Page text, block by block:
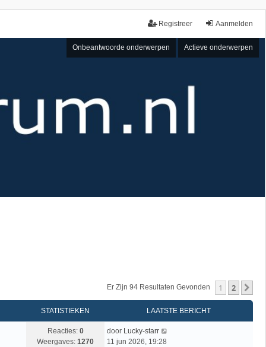
Aanmelden
Registreer
Onbeantwoorde onderwerpen Actieve onderwerpen
Er Zijn 94 Resultaten Gevonden 1 2
STATISTIEKEN LAATSTE BERICHT
Reacties: 0
Weergaves: 1270
door Lucky-starr
11 jun 2026, 19:28